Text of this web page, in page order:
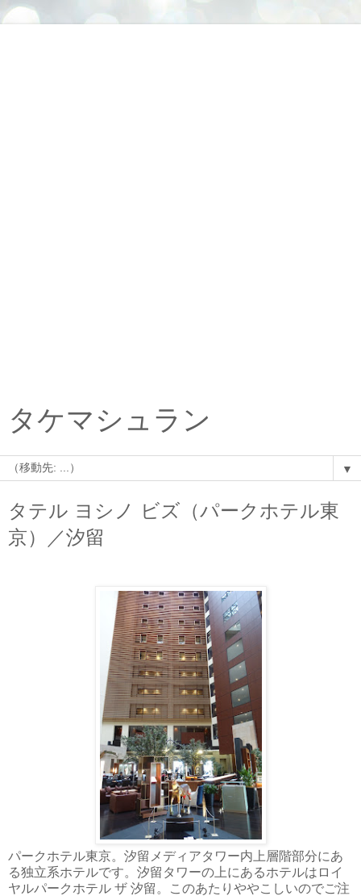
タケマシュラン
▼
タテル ヨシノ ビズ（パークホテル東
京）／汐留
パークホテル東京。汐留メディアタワー内上層階部分にあ
る独立系ホテルです。汐留タワーの上にあるホテルはロイ
ヤルパークホテル ザ 汐留。このあたりややこしいのでご注